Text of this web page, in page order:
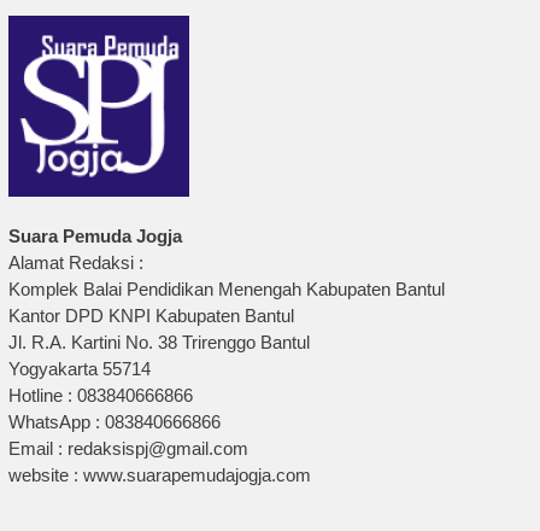
Suara Pemuda Jogja
Alamat Redaksi :
Komplek Balai Pendidikan Menengah Kabupaten Bantul
Kantor DPD KNPI Kabupaten Bantul
Jl. R.A. Kartini No. 38 Trirenggo Bantul
Yogyakarta 55714
Hotline : 083840666866
WhatsApp : 083840666866
Email : redaksispj@gmail.com
website : www.suarapemudajogja.com